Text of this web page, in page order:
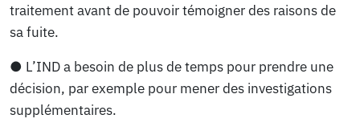
traitement avant de pouvoir témoigner des raisons de
sa fuite.
● L’IND a besoin de plus de temps pour prendre une
décision, par exemple pour mener des investigations
supplémentaires.